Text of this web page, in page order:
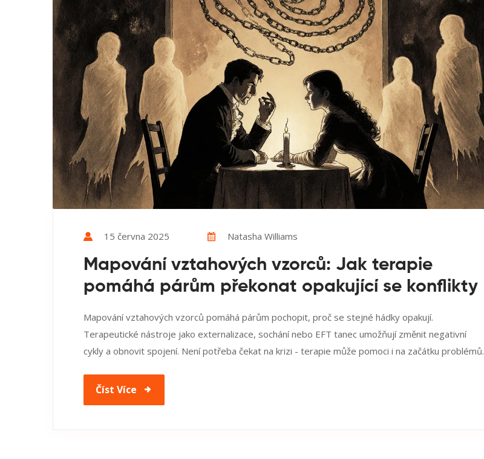
15 června 2025 Natasha Williams
Mapování vztahových vzorců: Jak terapie
pomáhá párům překonat opakující se konflikty
Mapování vztahových vzorců pomáhá párům pochopit, proč se stejné hádky opakují.
Terapeutické nástroje jako externalizace, sochání nebo EFT tanec umožňují změnit negativní
cykly a obnovit spojení. Není potřeba čekat na krizi - terapie může pomoci i na začátku problémů.
Číst Více